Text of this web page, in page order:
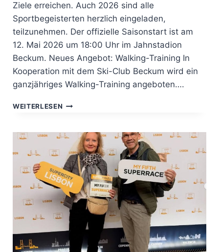
Ziele erreichen. Auch 2026 sind alle
Sportbegeisterten herzlich eingeladen,
teilzunehmen. Der offizielle Saisonstart ist am
12. Mai 2026 um 18:00 Uhr im Jahnstadion
Beckum. Neues Angebot: Walking-Training In
Kooperation mit dem Ski-Club Beckum wird ein
ganzjähriges Walking-Training angeboten….
WEITERLESEN WALKING
CLUB
BECKUM